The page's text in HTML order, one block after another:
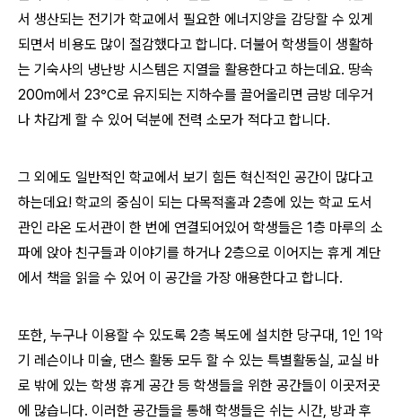
서 생산되는 전기가 학교에서 필요한 에너지양을 감당할 수 있게
되면서 비용도 많이 절감했다고 합니다. 더불어 학생들이 생활하
는 기숙사의 냉난방 시스템은 지열을 활용한다고 하는데요. 땅속
200m에서 23℃로 유지되는 지하수를 끌어올리면 금방 데우거
나 차갑게 할 수 있어 덕분에 전력 소모가 적다고 합니다.
그 외에도 일반적인 학교에서 보기 힘든 혁신적인 공간이 많다고
하는데요! 학교의 중심이 되는 다목적홀과 2층에 있는 학교 도서
관인 라온 도서관이 한 번에 연결되어있어 학생들은 1층 마루의 소
파에 앉아 친구들과 이야기를 하거나 2층으로 이어지는 휴게 계단
에서 책을 읽을 수 있어 이 공간을 가장 애용한다고 합니다.
또한, 누구나 이용할 수 있도록 2층 복도에 설치한 당구대, 1인 1악
기 레슨이나 미술, 댄스 활동 모두 할 수 있는 특별활동실, 교실 바
로 밖에 있는 학생 휴게 공간 등 학생들을 위한 공간들이 이곳저곳
에 많습니다. 이러한 공간들을 통해 학생들은 쉬는 시간, 방과 후